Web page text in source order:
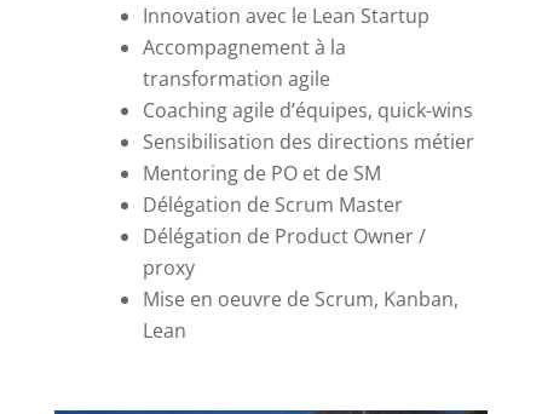
Innovation avec le Lean Startup
Accompagnement à la
transformation agile
Coaching agile d’équipes, quick-wins
Sensibilisation des directions métier
Mentoring de PO et de SM
Délégation de Scrum Master
Délégation de Product Owner /
proxy
Mise en oeuvre de Scrum, Kanban,
Lean